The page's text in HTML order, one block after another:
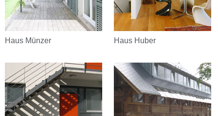
Haus Münzer Haus Huber